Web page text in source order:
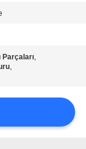
Parçaları,
,